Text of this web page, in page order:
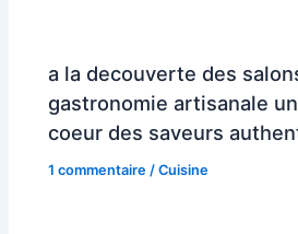
a la decouverte des
gastronomie artisanale
coeur des saveurs
1 commentaire /Cuisine